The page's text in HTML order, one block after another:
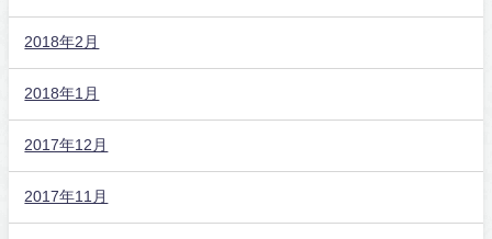
2018年2月
2018年1月
2017年12月
2017年11月